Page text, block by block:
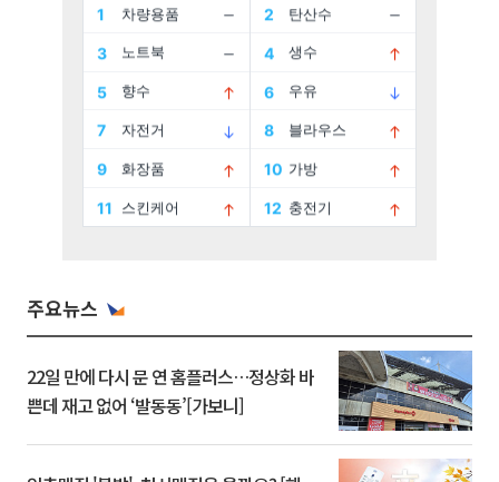
주요뉴스
22일 만에 다시 문 연 홈플러스…정상화 바
쁜데 재고 없어 ‘발동동’[가보니]